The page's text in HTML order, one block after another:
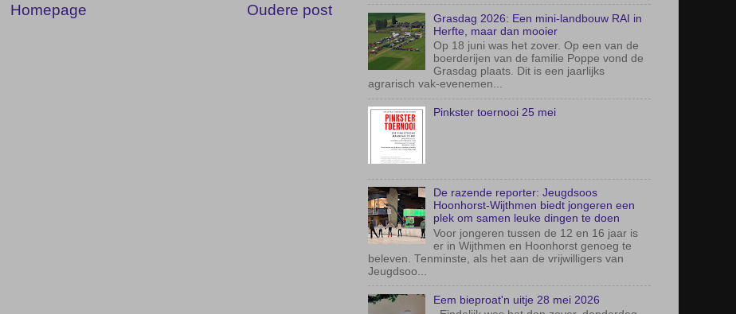
Oudere post
Homepage
Grasdag 2026: Een mini-landbouw RAI in
Herfte, maar dan mooier
Op 18 juni was het zover. Op een van de
boerderijen van de familie Poppe vond de
Grasdag plaats. Dit is een jaarlijks
agrarisch vak-evenemen...
Pinkster toernooi 25 mei
De razende reporter: Jeugdsoos
Hoonhorst-Wijthmen biedt jongeren een
plek om samen leuke dingen te doen
Voor jongeren tussen de 12 en 16 jaar is
er in Wijthmen en Hoonhorst genoeg te
beleven. Tenminste, als het aan de vrijwilligers van
Jeugdsoo...
Eem bieproat'n uitje 28 mei 2026